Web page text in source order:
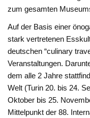
zum gesamten
Auf der Basis einer
stark vertretenen
deutschen “culinary
Veranstaltungen.
dem alle 2 Jahre
Welt (Turin 20. bis 24.
Oktober bis 25.
Mittelpunkt der 88.